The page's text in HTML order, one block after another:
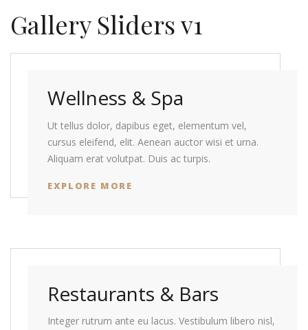
Gallery Sliders v1
Wellness & Spa
Ut tellus dolor, dapibus eget, elementum vel,
cursus eleifend, elit. Aenean auctor wisi et urna.
Aliquam erat volutpat. Duis ac turpis.
EXPLORE MORE
Restaurants & Bars
Integer rutrum ante eu lacus. Vestibulum libero nisl,